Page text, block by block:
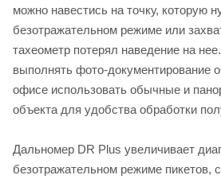
можно навестись на точку, которую
безотражательном режиме или
тахеометр потерял наведение на
выполнять фото-документирование
офисе использовать обычные и
объекта для удобства обработки
Дальномер DR Plus увеличивает
безотражательном режиме пикетов,